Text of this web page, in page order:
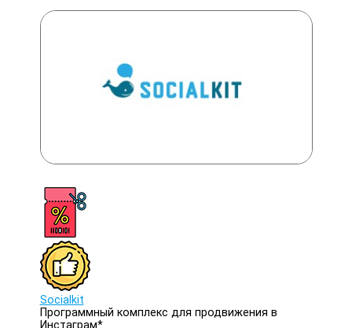
Socialkit
Программный комплекс для продвижения в
Инстаграм*